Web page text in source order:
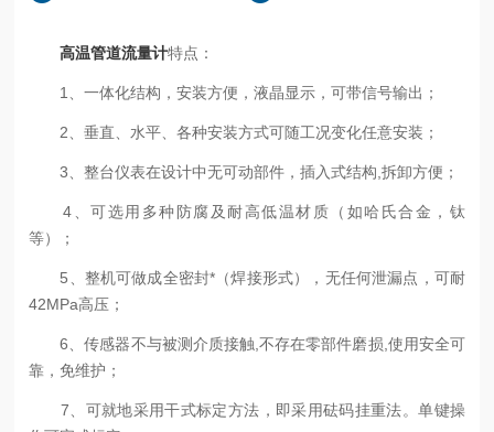
高温管道流量计特点：
1、一体化结构，安装方便，液晶显示，可带信号输出；
2、垂直、水平、各种安装方式可随工况变化任意安装；
3、整台仪表在设计中无可动部件，插入式结构,拆卸方便；
4、可选用多种防腐及耐高低温材质（如哈氏合金，钛
等）；
5、整机可做成全密封*（焊接形式），无任何泄漏点，可耐
42MPa高压；
6、传感器不与被测介质接触,不存在零部件磨损,使用安全可
靠，免维护；
7、可就地采用干式标定方法，即采用砝码挂重法。单键操